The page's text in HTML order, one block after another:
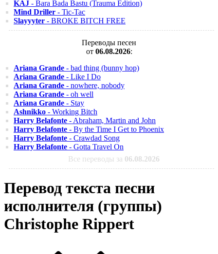
KAJ - Bara Bada Bastu (Trauma Edition)
Mind Driller - Tic-Tac
Slayyyter - BROKE BITCH FREE
Переводы песен
от 06.08.2026:
Ariana Grande - bad thing (bunny hop)
Ariana Grande - Like I Do
Ariana Grande - nowhere, nobody
Ariana Grande - oh well
Ariana Grande - Stay
Ashnikko - Working Bitch
Harry Belafonte - Abraham, Martin and John
Harry Belafonte - By the Time I Get to Phoenix
Harry Belafonte - Crawdad Song
Harry Belafonte - Gotta Travel On
Все переводы за 06.08.2026
Перевод текста песни
исполнителя (группы)
Christophe Rippert